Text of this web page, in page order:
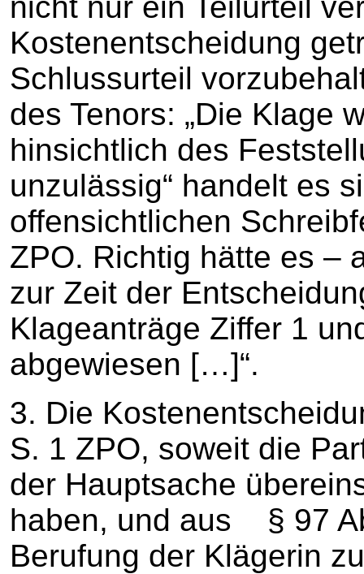
Kostenentscheidung
Schlussurteil
des Tenors: „Die Klage
hinsichtlich des
unzulässig“ handelt es
offensichtlichen
ZPO. Richtig hätte es –
zur Zeit der
Klageanträge Ziffer 1
abgewiesen […]“.
3. Die
S. 1 ZPO, soweit die
der Hauptsache
haben, und aus § 97
Berufung der Klägerin